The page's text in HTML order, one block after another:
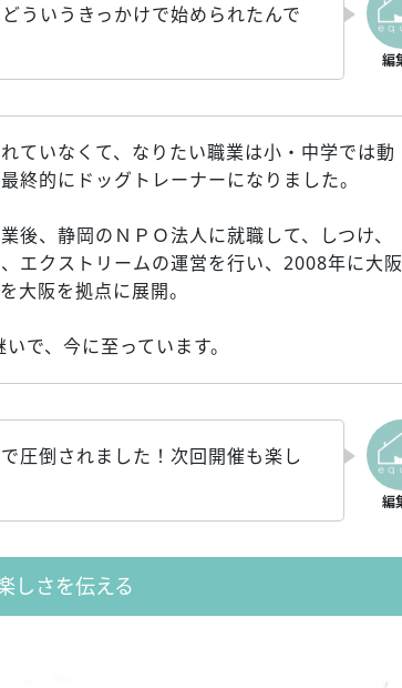
ういうきっかけで始められたんで
ていなくて、なりたい職業は小・中学では動
終的にドッグトレーナーになりました。
後、静岡のＮＰＯ法人に就職して、しつけ、
エクストリームの運営を行い、2008年に大阪
大阪を拠点に展開。
で、今に至っています。
圧倒されました！次回開催も楽し
しさを伝える